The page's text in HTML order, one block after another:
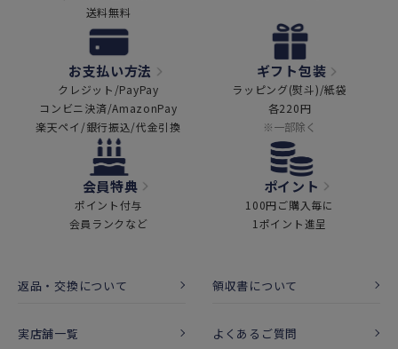
送料無料
お支払い方法
クレジット/PayPay
コンビニ決済/AmazonPay
楽天ペイ/銀行振込/代金引換
ギフト包装
ラッピング(熨斗)/紙袋
各220円
※一部除く
会員特典
ポイント付与
会員ランクなど
ポイント
100円ご購入毎に
1ポイント進呈
返品・交換について 領収書について
実店舗一覧 よくあるご質問